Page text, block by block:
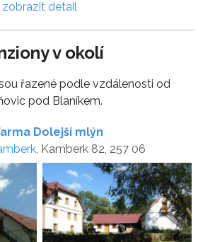
zobrazit detail
v okolí
řazené podle vzdálenosti od
pod Blaníkem.
Dolejší mlýn
, Kamberk 82, 257 06